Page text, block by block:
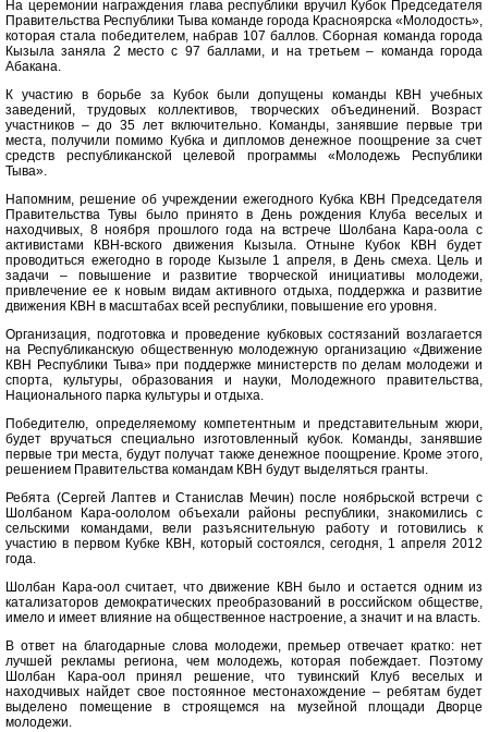
На церемонии награждения глава республики вручил Кубок Председателя
Правительства Республики Тыва команде города Красноярска «Молодость»,
которая стала победителем, набрав 107 баллов. Сборная команда города
Кызыла заняла 2 место с 97 баллами, и на третьем – команда города
Абакана.
К участию в борьбе за Кубок были допущены команды КВН учебных
заведений, трудовых коллективов, творческих объединений. Возраст
участников – до 35 лет включительно. Команды, занявшие первые три
места, получили помимо Кубка и дипломов денежное поощрение за счет
средств республиканской целевой программы «Молодежь Республики
Тыва».
Напомним, решение об учреждении ежегодного Кубка КВН Председателя
Правительства Тувы было принято в День рождения Клуба веселых и
находчивых, 8 ноября прошлого года на встрече Шолбана Кара-оола с
активистами КВН-вского движения Кызыла. Отныне Кубок КВН будет
проводиться ежегодно в городе Кызыле 1 апреля, в День смеха. Цель и
задачи – повышение и развитие творческой инициативы молодежи,
привлечение ее к новым видам активного отдыха, поддержка и развитие
движения КВН в масштабах всей республики, повышение его уровня.
Организация, подготовка и проведение кубковых состязаний возлагается
на Республиканскую общественную молодежную организацию «Движение
КВН Республики Тыва» при поддержке министерств по делам молодежи и
спорта, культуры, образования и науки, Молодежного правительства,
Национального парка культуры и отдыха.
Победителю, определяемому компетентным и представительным жюри,
будет вручаться специально изготовленный кубок. Команды, занявшие
первые три места, будут получат также денежное поощрение. Кроме этого,
решением Правительства командам КВН будут выделяться гранты.
Ребята (Сергей Лаптев и Станислав Мечин) после ноябрьской встречи с
Шолбаном Кара-оололом объехали районы республики, знакомились с
сельскими командами, вели разъяснительную работу и готовились к
участию в первом Кубке КВН, который состоялся, сегодня, 1 апреля 2012
года.
Шолбан Кара-оол считает, что движение КВН было и остается одним из
катализаторов демократических преобразований в российском обществе,
имело и имеет влияние на общественное настроение, а значит и на власть.
В ответ на благодарные слова молодежи, премьер отвечает кратко: нет
лучшей рекламы региона, чем молодежь, которая побеждает. Поэтому
Шолбан Кара-оол принял решение, что тувинский Клуб веселых и
находчивых найдет свое постоянное местонахождение – ребятам будет
выделено помещение в строящемся на музейной площади Дворце
молодежи.